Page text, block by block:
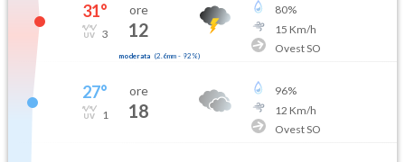
31°
3
ore
12
moderata (2.6mm- 92 %)
80%
15 Km/h
Ovest SO
27°
1
ore
18
96%
12 Km/h
Ovest SO